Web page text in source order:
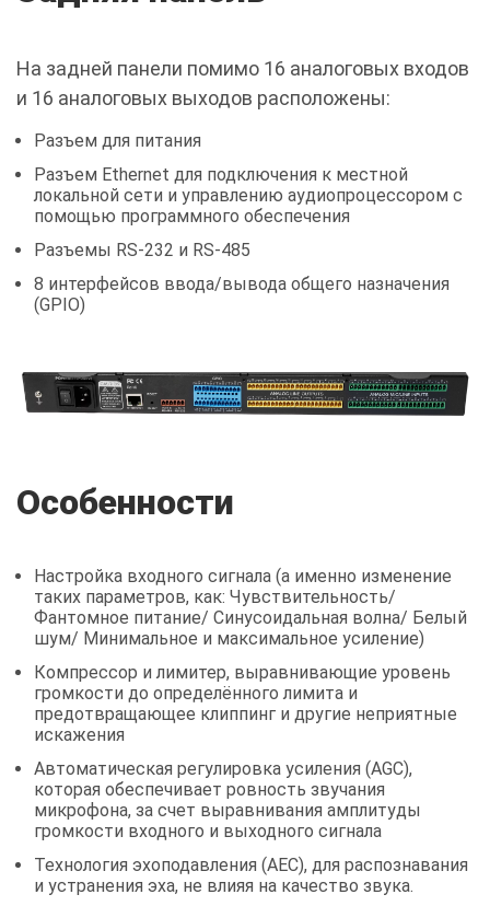
На задней панели помимо 16 аналоговых входов
и 16 аналоговых выходов расположены:
Разъем для питания
Разъем Ethernet для подключения к местной
локальной сети и управлению аудиопроцессором с
помощью программного обеспечения
Разъемы RS-232 и RS-485
8 интерфейсов ввода/вывода общего назначения
(GPIO)
Особенности
Настройка входного сигнала (а именно изменение
таких параметров, как: Чувствительность/
Фантомное питание/ Синусоидальная волна/ Белый
шум/ Минимальное и максимальное усиление)
Компрессор и лимитер, выравнивающие уровень
громкости до определённого лимита и
предотвращающее клиппинг и другие неприятные
искажения
Автоматическая регулировка усиления (AGC),
которая обеспечивает ровность звучания
микрофона, за счет выравнивания амплитуды
громкости входного и выходного сигнала
Технология эхоподавления (AEC), для распознавания
и устранения эха, не влияя на качество звука.